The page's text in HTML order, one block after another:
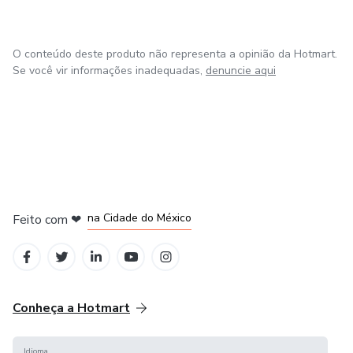
Meu Compromisso:
Estou aqui para ajudá-lo a crescer e alcançar seus
objetivos.
O conteúdo deste produto não representa a opinião da Hotmart.
Se você vir informações inadequadas, denuncie aqui
Feito com ❤ na Cidade do México
Conheça a Hotmart